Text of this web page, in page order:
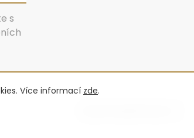
Více informací zde.
s